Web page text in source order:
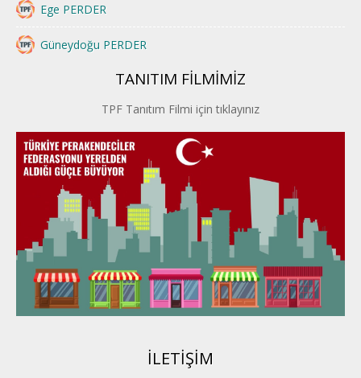
Ege PERDER
Güneydoğu PERDER
İstanbul PERDER
İpek Yolu PERDER
Kayseri PERDER
Karadeniz Perder
Konya PERDER
Van PERDER
BEYPER
TANITIM FİLMİMİZ
TPF Tanıtım Filmi için tıklayınız
İLETİŞİM